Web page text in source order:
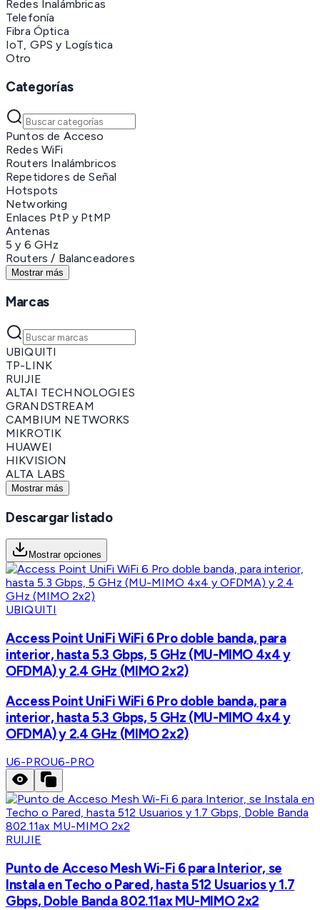
Redes Inalámbricas
Telefonía
Fibra Óptica
IoT, GPS y Logística
Otro
Categorías
Puntos de Acceso
Redes WiFi
Routers Inalámbricos
Repetidores de Señal
Hotspots
Networking
Enlaces PtP y PtMP
Antenas
5 y 6 GHz
Routers / Balanceadores
Mostrar más
Marcas
UBIQUITI
TP-LINK
RUIJIE
ALTAI TECHNOLOGIES
GRANDSTREAM
CAMBIUM NETWORKS
MIKROTIK
HUAWEI
HIKVISION
ALTA LABS
Mostrar más
Descargar listado
Mostrar opciones
UBIQUITI
Access Point UniFi WiFi 6 Pro doble banda, para
interior, hasta 5.3 Gbps, 5 GHz (MU-MIMO 4x4 y
OFDMA) y 2.4 GHz (MIMO 2x2)
Access Point UniFi WiFi 6 Pro doble banda, para
interior, hasta 5.3 Gbps, 5 GHz (MU-MIMO 4x4 y
OFDMA) y 2.4 GHz (MIMO 2x2)
U6-PROU6-PRO
RUIJIE
Punto de Acceso Mesh Wi-Fi 6 para Interior, se
Instala en Techo o Pared, hasta 512 Usuarios y 1.7
Gbps, Doble Banda 802.11ax MU-MIMO 2x2